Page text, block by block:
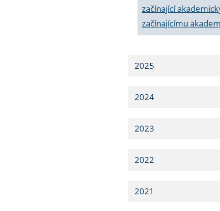
začínající
začínajícímu
2025
2024
2023
2022
2021